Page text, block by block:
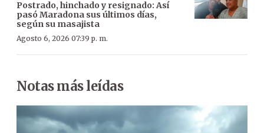
Postrado, hinchado y resignado: Así
pasó Maradona sus últimos días,
según su masajista
Agosto 6, 2026 07:39 p. m.
Notas más leídas